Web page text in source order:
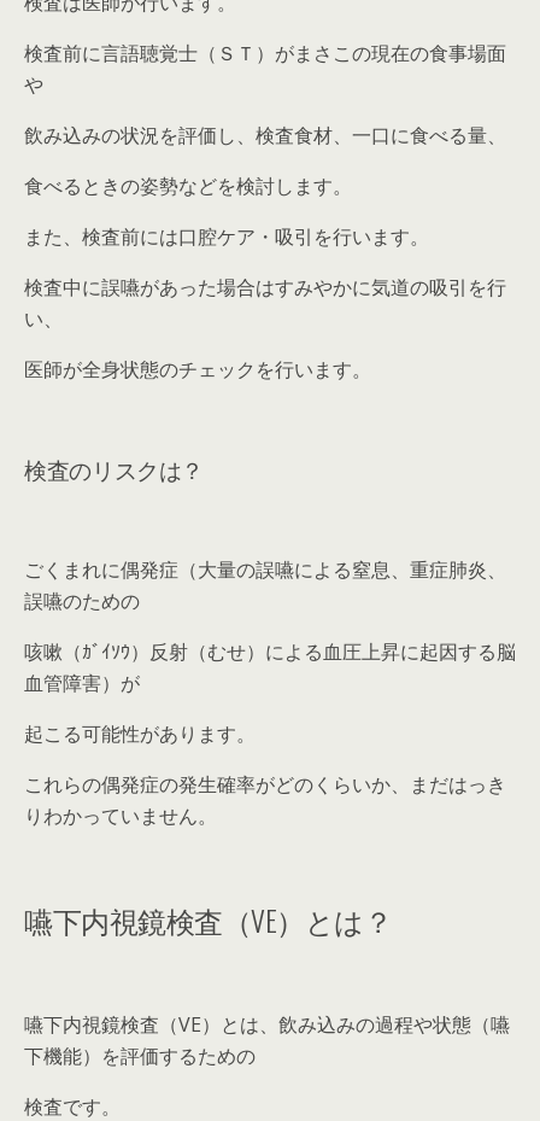
検査前に言語聴覚士（ＳＴ）がまさこの現在の食事場面
や
飲み込みの状況を評価し、検査食材、一口に食べる量、
食べるときの姿勢などを検討します。
また、検査前には口腔ケア・吸引を行います。
検査中に誤嚥があった場合はすみやかに気道の吸引を行
い、
医師が全身状態のチェックを行います。
検査のリスクは？
ごくまれに偶発症（大量の誤嚥による窒息、重症肺炎、
誤嚥のための
咳嗽（ｶﾞｲｿｳ）反射（むせ）による血圧上昇に起因する脳
血管障害）が
起こる可能性があります。
これらの偶発症の発生確率がどのくらいか、まだはっき
りわかっていません。
嚥下内視鏡検査（VE）とは？
嚥下内視鏡検査（VE）とは、飲み込みの過程や状態（嚥
下機能）を評価するための
検査です。